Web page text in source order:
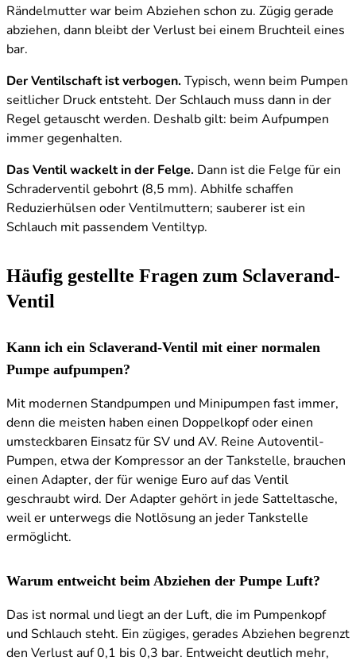
Rändelmutter war beim Abziehen schon zu. Zügig gerade
abziehen, dann bleibt der Verlust bei einem Bruchteil eines
bar.
Der Ventilschaft ist verbogen. Typisch, wenn beim Pumpen
seitlicher Druck entsteht. Der Schlauch muss dann in der
Regel getauscht werden. Deshalb gilt: beim Aufpumpen
immer gegenhalten.
Das Ventil wackelt in der Felge. Dann ist die Felge für ein
Schraderventil gebohrt (8,5 mm). Abhilfe schaffen
Reduzierhülsen oder Ventilmuttern; sauberer ist ein
Schlauch mit passendem Ventiltyp.
Häufig gestellte Fragen zum Sclaverand-
Ventil
Kann ich ein Sclaverand-Ventil mit einer normalen
Pumpe aufpumpen?
Mit modernen Standpumpen und Minipumpen fast immer,
denn die meisten haben einen Doppelkopf oder einen
umsteckbaren Einsatz für SV und AV. Reine Autoventil-
Pumpen, etwa der Kompressor an der Tankstelle, brauchen
einen Adapter, der für wenige Euro auf das Ventil
geschraubt wird. Der Adapter gehört in jede Satteltasche,
weil er unterwegs die Notlösung an jeder Tankstelle
ermöglicht.
Warum entweicht beim Abziehen der Pumpe Luft?
Das ist normal und liegt an der Luft, die im Pumpenkopf
und Schlauch steht. Ein zügiges, gerades Abziehen begrenzt
den Verlust auf 0,1 bis 0,3 bar. Entweicht deutlich mehr,